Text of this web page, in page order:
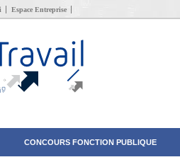
Espace Entreprise
CONCOURS FONCTION PUBLIQUE